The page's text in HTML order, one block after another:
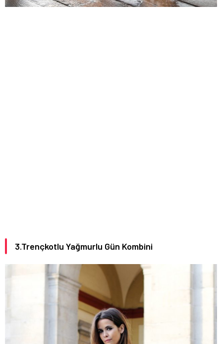
3.Trençkotlu Yağmurlu Gün Kombini